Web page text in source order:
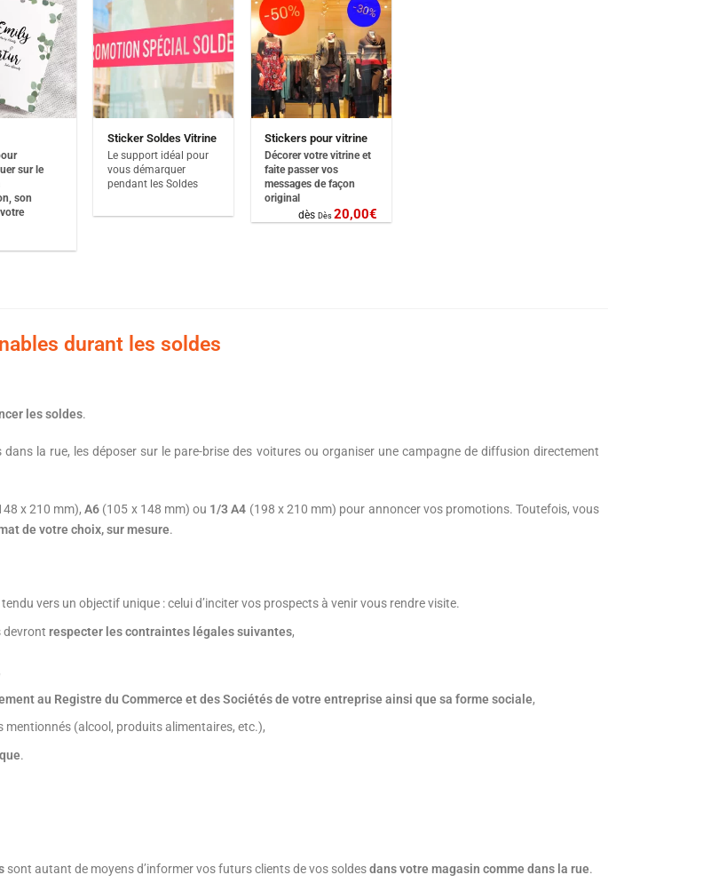
sur le
son
Sticker Soldes Vitrine
Le support idéal pour
vous démarquer
pendant les Soldes
Stickers pour vitrine
Décorer votre vitrine et
faite passer vos
messages de façon
original
dès Dès20,00€
durant les soldes
les soldes.
la rue, les déposer sur le pare-brise des voitures ou organiser une campagne de diffusion directement
x 210 mm),A6 (105 x 148 mm) ou 1/3 A4 (198 x 210 mm) pour annoncer vos promotions. Toutefois, vous
de votre choix, sur mesure.
vers un objectif unique : celui d’inciter vos prospects à venir vous rendre visite.
devront respecter les contraintes légales suivantes,
au Registre du Commerce et des Sociétés de votre entreprise ainsi que sa forme sociale,
mentionnés (alcool, produits alimentaires, etc.),
.
sont autant de moyens d’informer vos futurs clients de vos soldesdans votre magasin comme dans la rue.